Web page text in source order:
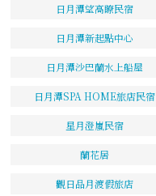
日月潭望高瞭民宿
日月潭新起點中心
日月潭沙巴蘭水上船屋
日月潭SPA HOME旅店民宿
星月澄嵐民宿
蘭花居
觀日品月渡假旅店